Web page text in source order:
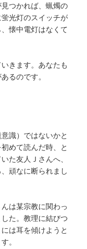
つかれば、蝋燭の
光灯のスイッチが
懐中電灯はなくて
きます。あなたも
るのです。
識）ではないかと
めて読んだ時、と
た友人Ｊさんへ、
頑なに断られまし
は某宗教に関わっ
た。教理に結びつ
は耳を傾けようと
。